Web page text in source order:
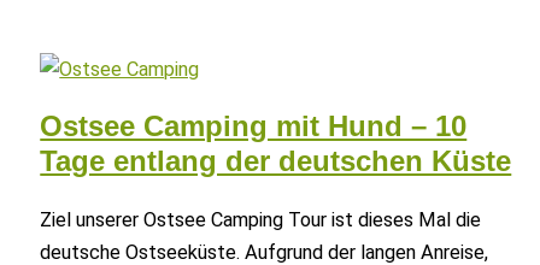
379
Freein
SUP
Test
und
Ostsee Camping mit Hund – 10
Tage entlang der deutschen Küste
Ziel unserer Ostsee Camping Tour ist dieses Mal die
deutsche Ostseeküste. Aufgrund der langen Anreise,